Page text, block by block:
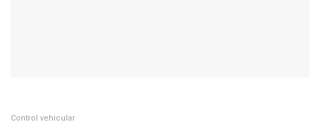
Control vehicular